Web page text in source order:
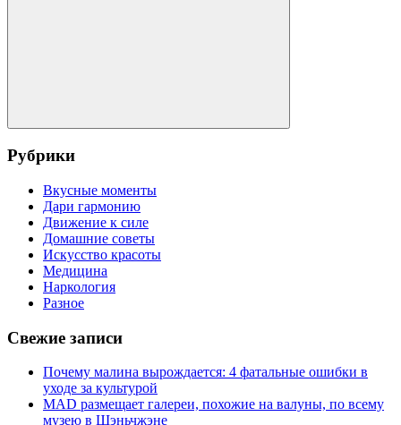
Поиск
Рубрики
Вкусные моменты
Дари гармонию
Движение к силе
Домашние советы
Искусство красоты
Медицина
Наркология
Разное
Свежие записи
Почему малина вырождается: 4 фатальные ошибки в
уходе за культурой
MAD размещает галереи, похожие на валуны, по всему
музею в Шэньчжэне